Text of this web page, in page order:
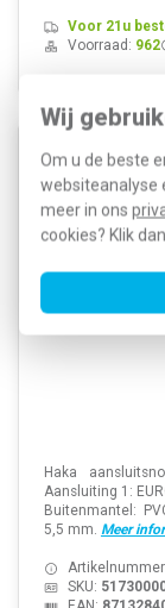
Wij
Om u de beste
websiteanalyse
meer in ons
cookies? Klik dan
Voor 21u
Voorraad: 962
Haka
0.75 mm² 3
Haka
Aansluiting 1:
Buitenmantel:
5,5 mm. Meer
SKU: